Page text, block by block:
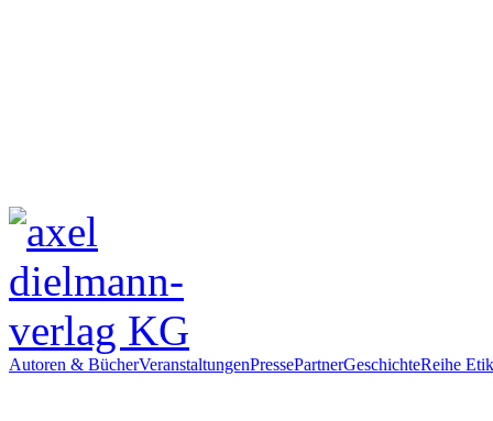
Autoren & BücherVeranstaltungenPressePartnerGeschichteReihe